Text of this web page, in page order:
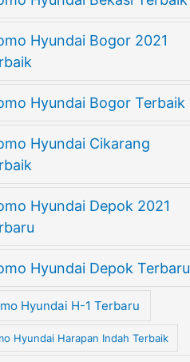
Hyundai Bogor 2021
Hyundai Bogor Terbaik
Hyundai Cikarang
Hyundai Depok 2021
Hyundai Depok Terbaru
Hyundai H-1 Terbaru
Hyundai Harapan Indah Terbaik